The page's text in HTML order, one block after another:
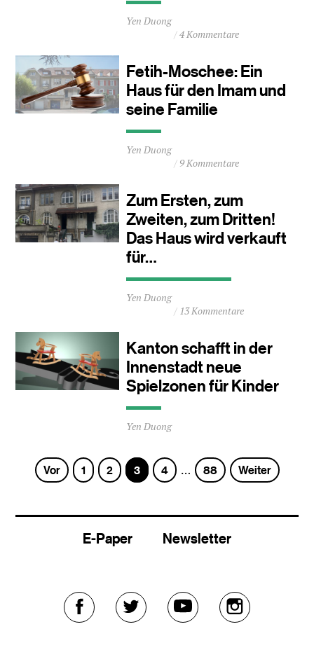
Durchschnittliche
Lesezeit
Minuten
Yen Duong
4 Kommentare
Fetih-Moschee: Ein
Haus für den Imam und
seine Familie
Durchschnittliche
Lesezeit
Minuten
Yen Duong
9 Kommentare
Zum Ersten, zum
Zweiten, zum Dritten!
Das Haus wird verkauft
für…
Durchschnittliche
Lesezeit
Minuten
Yen Duong
13 Kommentare
Kanton schafft in der
Innenstadt neue
Spielzonen für Kinder
Durchschnittliche
Lesezeit
0
Minuten
Yen Duong
Vor Seite
1 Seite
2 Seite
3 Seite
4 … Seite
88 Weiter
E-Paper Newsletter
Externer Externer Externer Externer